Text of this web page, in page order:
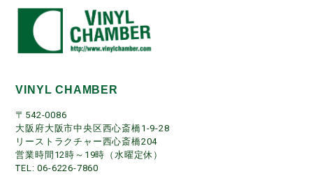
VINYL CHAMBER
〒542-0086
大阪府大阪市中央区西心斎橋1-9-28
リーストラクチャー西心斎橋204
営業時間12時～19時（水曜定休）
TEL: 06-6226-7860